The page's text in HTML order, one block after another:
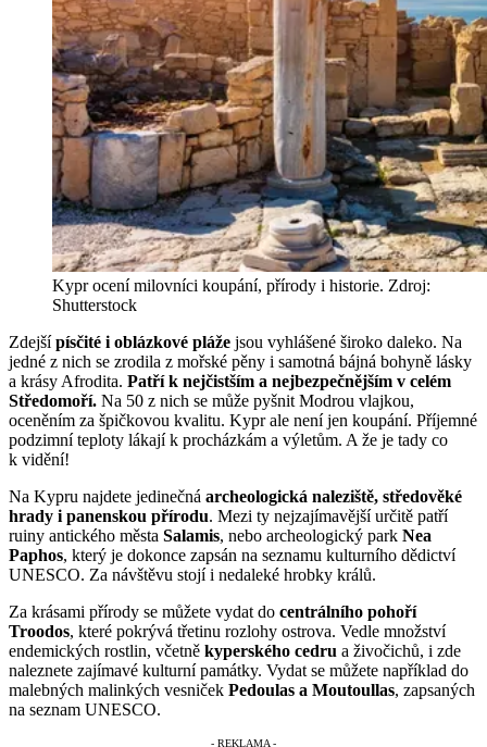
Kypr ocení milovníci koupání, přírody i historie. Zdroj:
Shutterstock
Zdejšípísčité i oblázkové pláže jsou vyhlášené široko daleko. Na
jedné z nich se zrodila z mořské pěny i samotná bájná bohyně lásky
a krásy Afrodita. Patří k nejčistším a nejbezpečnějším v celém
Středomoří. Na 50 z nich se může pyšnit Modrou vlajkou,
oceněním za špičkovou kvalitu. Kypr ale není jen koupání. Příjemné
podzimní teploty lákají k procházkám a výletům. A že je tady co
k vidění!
Na Kypru najdete jedinečná archeologická naleziště, středověké
hrady i panenskou přírodu. Mezi ty nejzajímavější určitě patří
ruiny antického města Salamis, nebo archeologický park Nea
Paphos, který je dokonce zapsán na seznamu kulturního dědictví
UNESCO. Za návštěvu stojí i nedaleké hrobky králů.
Za krásami přírody se můžete vydat do centrálního pohoří
Troodos, které pokrývá třetinu rozlohy ostrova. Vedle množství
endemických rostlin, včetně kyperského cedru a živočichů, i zde
naleznete zajímavé kulturní památky. Vydat se můžete například do
malebných malinkých vesniček Pedoulas a Moutoullas, zapsaných
na seznam UNESCO.